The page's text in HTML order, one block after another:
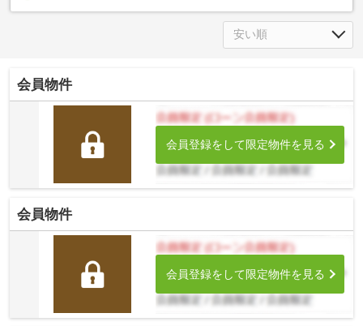
会員物件
会員登録をして限定物件を見る
会員物件
会員登録をして限定物件を見る